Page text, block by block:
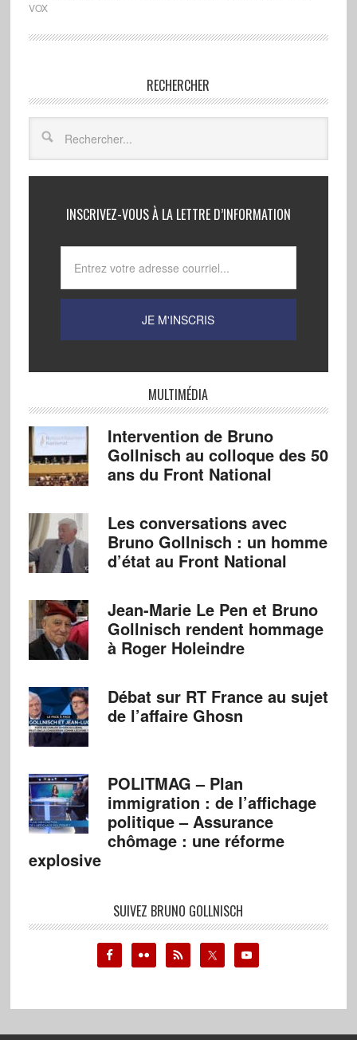
VOX
RECHERCHER
INSCRIVEZ-VOUS À LA LETTRE D’INFORMATION
MULTIMÉDIA
Intervention de Bruno
Gollnisch au colloque des 50
ans du Front National
Les conversations avec
Bruno Gollnisch : un homme
d’état au Front National
Jean-Marie Le Pen et Bruno
Gollnisch rendent hommage
à Roger Holeindre
Débat sur RT France au sujet
de l’affaire Ghosn
POLITMAG – Plan
immigration : de l’affichage
politique – Assurance
chômage : une réforme
explosive
SUIVEZ BRUNO GOLLNISCH